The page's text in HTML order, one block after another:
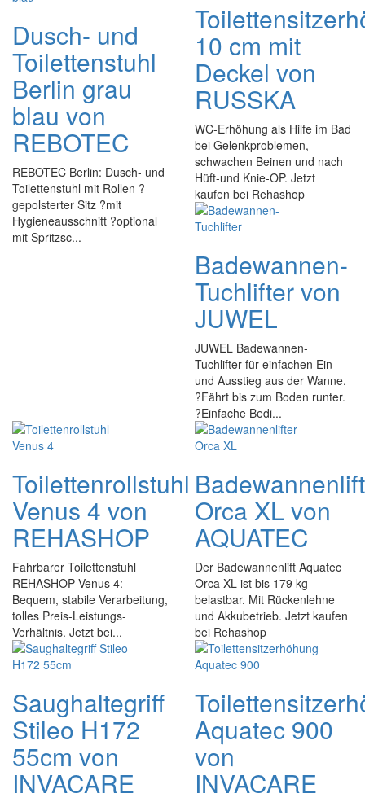
Dusch- und
Toilettenstuhl
Berlin grau
blau von
REBOTEC
REBOTEC Berlin: Dusch- und
Toilettenstuhl mit Rollen ?
gepolsterter Sitz ?mit
Hygieneausschnitt ?optional
mit Spritzsc...
10 cm mit
Deckel von
RUSSKA
WC-Erhöhung als Hilfe im Bad
bei Gelenkproblemen,
schwachen Beinen und nach
Hüft-und Knie-OP. Jetzt
kaufen bei Rehashop
Badewannen-
Tuchlifter von
JUWEL
JUWEL Badewannen-
Tuchlifter für einfachen Ein-
und Ausstieg aus der Wanne.
?Fährt bis zum Boden runter.
?Einfache Bedi...
Toilettenrollstuhl
Venus 4 von
REHASHOP
Fahrbarer Toilettenstuhl
REHASHOP Venus 4:
Bequem, stabile Verarbeitung,
tolles Preis-Leistungs-
Verhältnis. Jetzt bei...
Orca XL von
AQUATEC
Der Badewannenlift Aquatec
Orca XL ist bis 179 kg
belastbar. Mit Rückenlehne
und Akkubetrieb. Jetzt kaufen
bei Rehashop
Saughaltegriff
Stileo H172
55cm von
INVACARE
Aquatec 900
von
INVACARE